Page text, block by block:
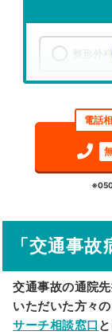
整形外科
駅
電話
※050
「交通事
交通事故の通院
いただいた方々
サーチ相談窓口